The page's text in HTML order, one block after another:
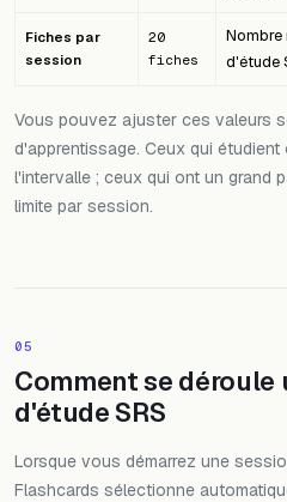
Fiches par
session
20
fiches
Nombre
d'étude
Vous pouvez ajuster ces valeurs
d'apprentissage. Ceux qui
l'intervalle ; ceux qui ont un grand
limite par session.
05
Comment se déroule
d'étude SRS
Lorsque vous démarrez une
Flashcards sélectionne